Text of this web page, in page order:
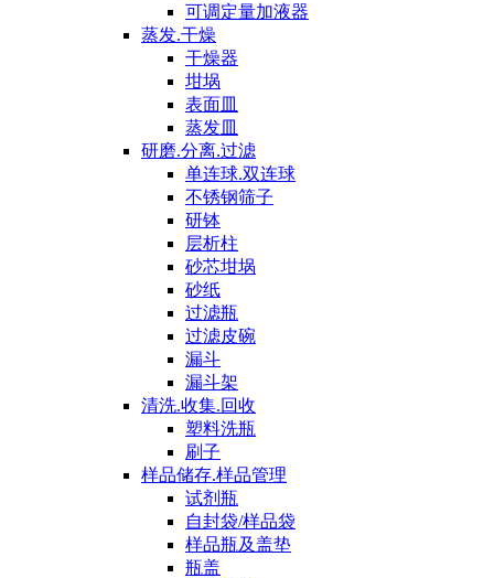
可调定量加液器
蒸发.干燥
干燥器
坩埚
表面皿
蒸发皿
研磨.分离.过滤
单连球.双连球
不锈钢筛子
研钵
层析柱
砂芯坩埚
砂纸
过滤瓶
过滤皮碗
漏斗
漏斗架
清洗.收集.回收
塑料洗瓶
刷子
样品储存.样品管理
试剂瓶
自封袋/样品袋
样品瓶及盖垫
瓶盖